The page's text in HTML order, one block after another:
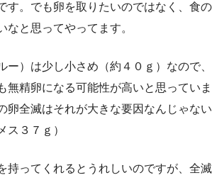
す。でも卵を取りたいのではなく、食の
なと思ってやってます。
ー）は少し小さめ（約４０ｇ）なので、
無精卵になる可能性が高いと思っていま
卵全滅はそれが大きな要因なんじゃない
ス３７ｇ）
持ってくれるとうれしいのですが、全滅